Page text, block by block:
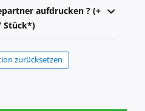
aufdrucken ? (+
Stück*)
zurücksetzen